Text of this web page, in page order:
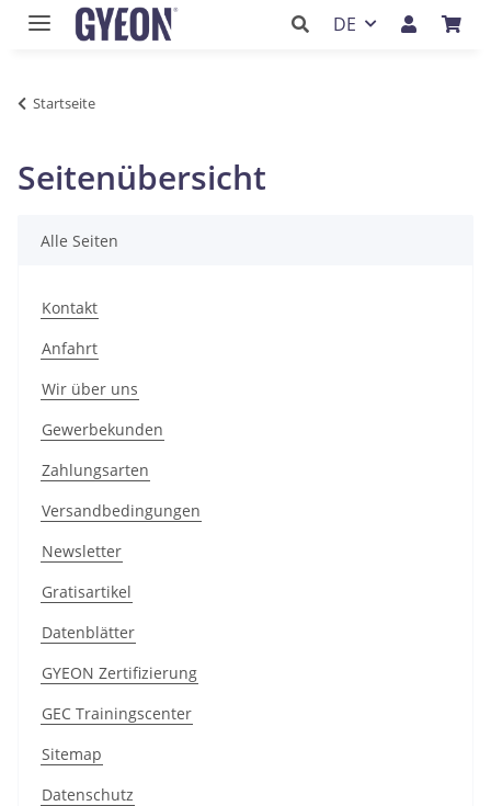
DE
Startseite
Seitenübersicht
Alle Seiten
Kontakt
Anfahrt
Wir über uns
Gewerbekunden
Zahlungsarten
Versandbedingungen
Newsletter
Gratisartikel
Datenblätter
GYEON Zertifizierung
GEC Trainingscenter
Sitemap
Datenschutz